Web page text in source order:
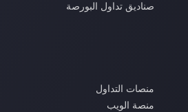
صناديق تداول البورصة
منصات التداول
منصة الويب